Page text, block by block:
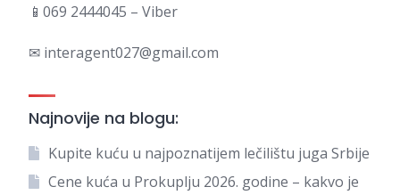
📱069 2444045 – Viber
✉ interagent027@gmail.com
Najnovije na blogu:
Kupite kuću u najpoznatijem lečilištu juga Srbije
Cene kuća u Prokuplju 2026. godine – kakvo je